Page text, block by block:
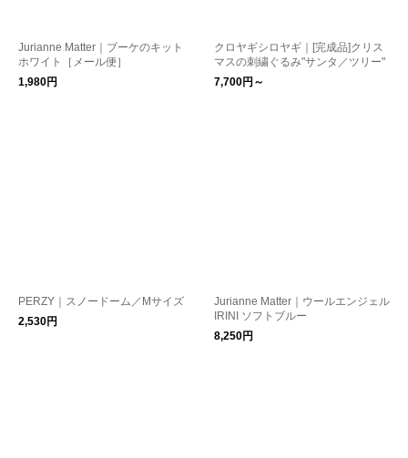
Jurianne Matter｜ブーケのキット
ホワイト［メール便］
1,980円
クロヤギシロヤギ｜[完成品]クリス
マスの刺繍ぐるみ"サンタ／ツリー"
7,700円～
PERZY｜スノードーム／Mサイズ
2,530円
Jurianne Matter｜ウールエンジェル
IRINI ソフトブルー
8,250円